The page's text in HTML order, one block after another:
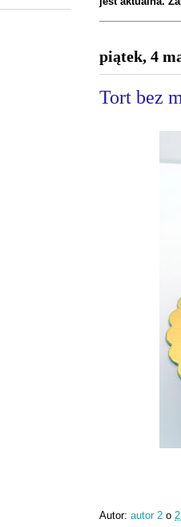
piątek, 4
Tort bez
Autor: autor 2 o